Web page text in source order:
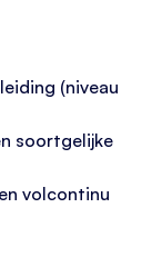
(niveau
soortgelijke
volcontinu